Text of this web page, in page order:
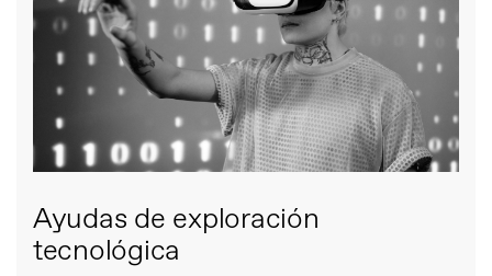
Ayudas de exploración
tecnológica